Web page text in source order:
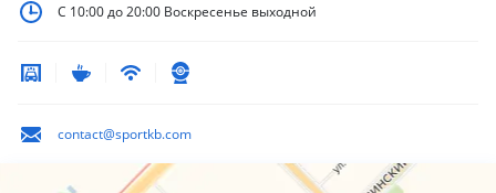
С 10:00 до 20:00 Воскресенье выходной
contact@sportkb.com